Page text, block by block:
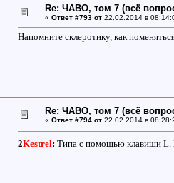
Re: ЧАВО, том 7 (всё
« Ответ #793 от22.02.2014 в
Напомните склеротику, как
Re: ЧАВО, том 7 (всё
« Ответ #794 от22.02.2014 в
2Kestrel: Типа с помощью клавиши L.